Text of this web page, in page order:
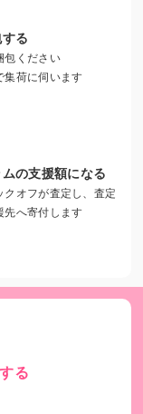
る
包ください
集荷に伺います
の支援額になる
オフが査定し、査定
先へ寄付します
る